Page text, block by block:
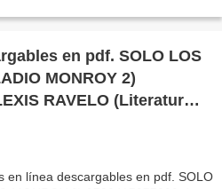
en pdf. SOLO LOS
MONROY 2)
RAVELO (Literatura